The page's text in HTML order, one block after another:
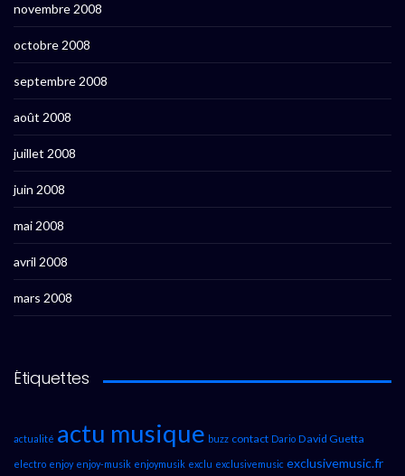
novembre 2008
octobre 2008
septembre 2008
août 2008
juillet 2008
juin 2008
mai 2008
avril 2008
mars 2008
Étiquettes
actualité actu musique buzz contact Dario David Guetta
electro enjoy enjoy-musik enjoymusik exclu exclusivemusic exclusivemusic.fr